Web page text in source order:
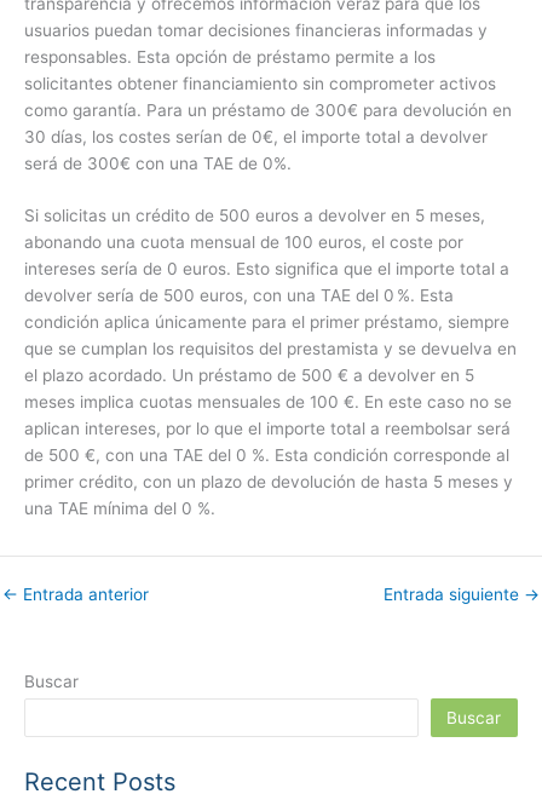
usuarios puedan tomar decisiones financieras informadas y
responsables. Esta opción de préstamo permite a los
solicitantes obtener financiamiento sin comprometer activos
como garantía. Para un préstamo de 300€ para devolución en
30 días, los costes serían de 0€, el importe total a devolver
será de 300€ con una TAE de 0%.
Si solicitas un crédito de 500 euros a devolver en 5 meses,
abonando una cuota mensual de 100 euros, el coste por
intereses sería de 0 euros. Esto significa que el importe total a
devolver sería de 500 euros, con una TAE del 0 %. Esta
condición aplica únicamente para el primer préstamo, siempre
que se cumplan los requisitos del prestamista y se devuelva en
el plazo acordado. Un préstamo de 500 € a devolver en 5
meses implica cuotas mensuales de 100 €. En este caso no se
aplican intereses, por lo que el importe total a reembolsar será
de 500 €, con una TAE del 0 %. Esta condición corresponde al
primer crédito, con un plazo de devolución de hasta 5 meses y
una TAE mínima del 0 %.
← Entrada anterior Entrada siguiente →
Buscar
Buscar
Recent Posts